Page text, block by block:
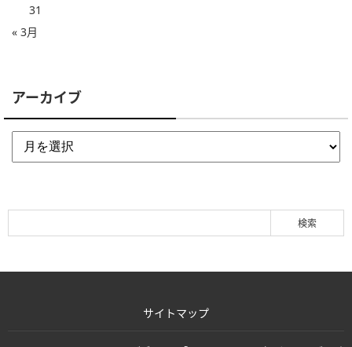
31
« 3月
アーカイブ
サイトマップ